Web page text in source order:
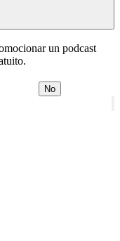
un podcast
No